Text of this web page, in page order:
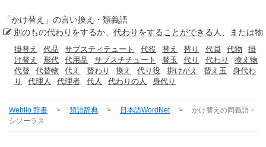
「かけ替え 」の言い換え・類義語
別のもの代わり をするか、 代わり をすることができる 人、または物
掛替え 代品 サブスティテュート 代役 替え 替り 代員 代物
掛
け替え
形代 代用品 サブスチチュート 替玉 代り 代わり
換え物
代替
代替物 代え 替わり 換え 代り役 掛けがえ 替え玉
身代わ
り
代理人 代理者 代人 代わりの人 身代り
Weblio 辞書 > 類語辞典 > 日本語WordNet > かけ替え の同義語・
シソーラス